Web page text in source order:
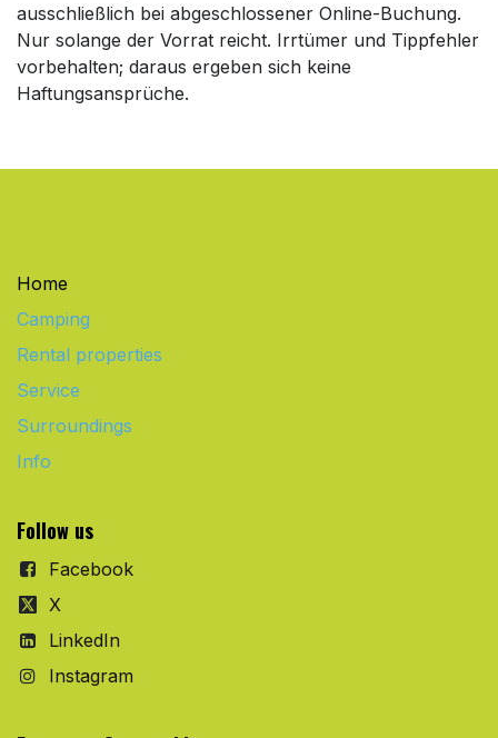
ausschließlich bei abgeschlossener Online-Buchung.
Nur solange der Vorrat reicht. Irrtümer und Tippfehler
vorbehalten; daraus ergeben sich keine
Haftungsansprüche.
Home
Camping
Rental properties
Service
Surroundings
Info
Follow us
Facebook
X
LinkedIn
Instagram